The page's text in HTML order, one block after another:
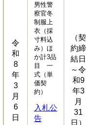
令
和
8
年
3
月
6
日
男性警
察官冬
制服上
衣（採
寸料込
み）ほ
か計3品
目 一
式（単
価契
約）
入札公
告
（契
約締
結日
～令
和9
年3
月
31
日）